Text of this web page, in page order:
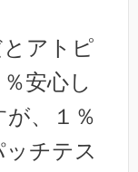
アトピ
安心し
、１％
チテス